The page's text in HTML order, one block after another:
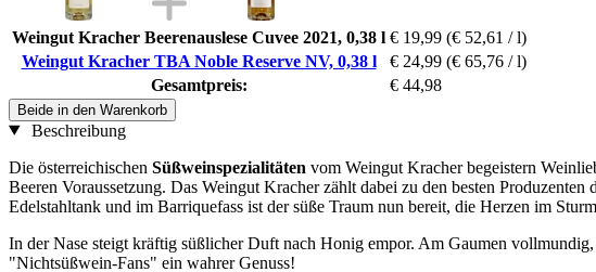
Weingut Kracher Beerenauslese Cuvee 2021, 0,38 l € 19,99 (€ 52,61 / l)
Weingut Kracher TBA Noble Reserve NV, 0,38 l
€ 24,99 (€ 65,76 / l)
Gesamtpreis:
€ 44,98
Beide in den Warenkorb
Beschreibung
Die österreichischen Süßweinspezialitäten vom Weingut Kracher begeistern
Beeren Voraussetzung. Das Weingut Kracher zählt dabei zu den besten
Edelstahltank und im Barriquefass ist der süße Traum nun bereit, die Herzen im
In der Nase steigt kräftig süßlicher Duft nach Honig empor. Am Gaumen
"Nichtsüßwein-Fans" ein wahrer Genuss!